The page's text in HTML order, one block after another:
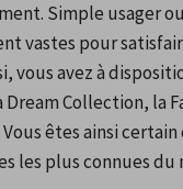
Simple usager
vastes pour
vous avez à
Dream Collection, la
êtes ainsi
les plus connues